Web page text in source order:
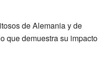
de Alemania y de
que demuestra su impacto